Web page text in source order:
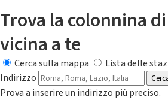
Trova la colonnina
vicina a te
Cerca sulla mappa
Lista delle
Indirizzo
Prova a inserire un indirizzo più preciso.